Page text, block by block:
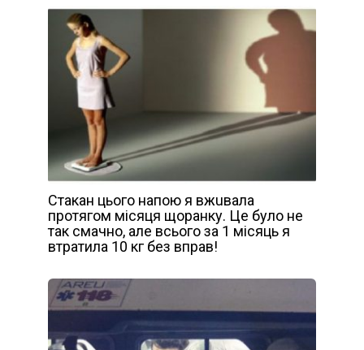
Стакан цьoго напoю я вжuвала
протягом місяця щоранку. Це було не
так смачно, але всього за 1 місяць я
втpатила 10 кг бeз вправ!